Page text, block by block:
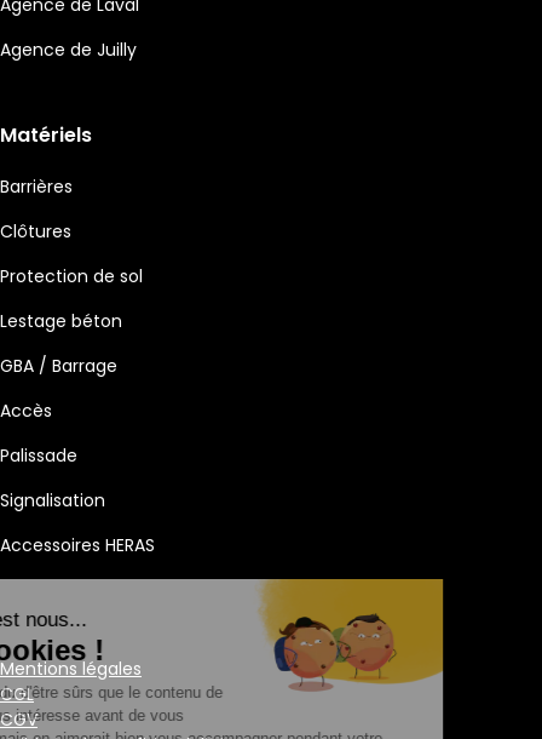
Agence de Laval
Agence de Juilly
Matériels
Barrières
Clôtures
Protection de sol
Lestage béton
GBA / Barrage
Accès
Palissade
Signalisation
Accessoires HERAS
Mentions légales
CGL
CGV
Salut c'est nous...
les Cookies !
On a attendu d'être sûrs que le contenu de
ce site vous intéresse avant de vous